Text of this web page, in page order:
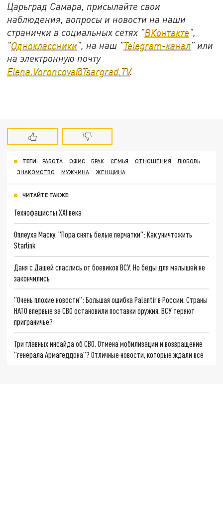
Царьград Самара, присылайте свои
наблюдения, вопросы и новости на наши
странички в социальных сетях "ВКонтакте",
"Одноклассники", на наш "Telegram-канал" или
на электронную почту
Elena.Voroncova@Tsargrad.TV.
ТЕГИ: РАБОТА ОФИС БРАК СЕМЬЯ ОТНОШЕНИЯ
ЛЮБОВЬ
ЗНАКОМСТВО
МУЖЧИНА ЖЕНЩИНА
ЧИТАЙТЕ ТАКЖЕ:
Технофашисты XXI века
Оплеуха Маску. "Пора снять белые перчатки": Как уничтожить
Starlink
Даня с Дашей спаслись от боевиков ВСУ. Но беды для малышей не
закончились
"Очень плохие новости": Большая ошибка Palantir в России. Страны
НАТО впервые за СВО остановили поставки оружия. ВСУ теряют
приграничье?
Три главных инсайда об СВО. Отмена мобилизации и возвращение
"генерала Армагеддона"? Отличные новости, которые ждали все